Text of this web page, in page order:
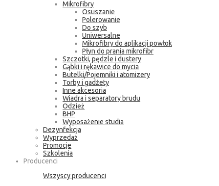
Mikrofibry
Osuszanie
Polerowanie
Do szyb
Uniwersalne
Mikrofibry do aplikacji powłok
Płyn do prania mikrofibr
Szczotki, pędzle i dustery
Gąbki i rękawice do mycia
Butelki/Pojemniki i atomizery
Torby i gadżety
Inne akcesoria
Wiadra i separatory brudu
Odzież
BHP
Wyposażenie studia
Dezynfekcja
Wyprzedaż
Promocje
Szkolenia
Producenci
Wszyscy producenci